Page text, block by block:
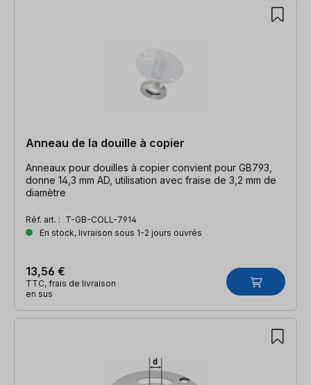
Anneau de la douille à copier
Anneaux pour douilles à copier convient pour GB793,
donne 14,3 mm AD, utilisation avec fraise de 3,2 mm de
diamètre
Réf. art. : T-GB-COLL-7914
En stock, livraison sous 1-2 jours ouvrés
13,56 €
TTC, frais de livraison
en sus